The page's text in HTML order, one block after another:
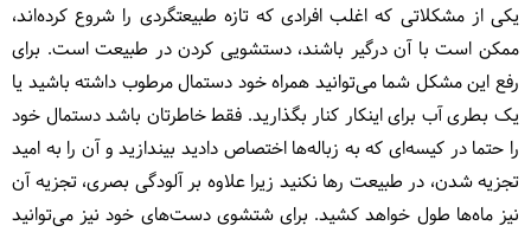
یکی از مشکلاتی که اغلب افرادی که تازه طبیعتگردی را شروع کرده‌اند،
ممکن است با آن درگیر باشند، دستشویی کردن در طبیعت است. برای
رفع این مشکل شما می‌توانید همراه خود دستمال مرطوب داشته باشید یا
یک بطری آب برای اینکار کنار بگذارید. فقط خاطرتان باشد دستمال خود
را حتما در کیسه‌ای که به زباله‌ها اختصاص دادید بیندازید و آن را به امید
تجزیه شدن، در طبیعت رها نکنید زیرا علاوه بر آلودگی بصری، تجزیه آن
نیز ماه‌ها طول خواهد کشید. برای شتشوی دست‌های خود نیز می‌توانید